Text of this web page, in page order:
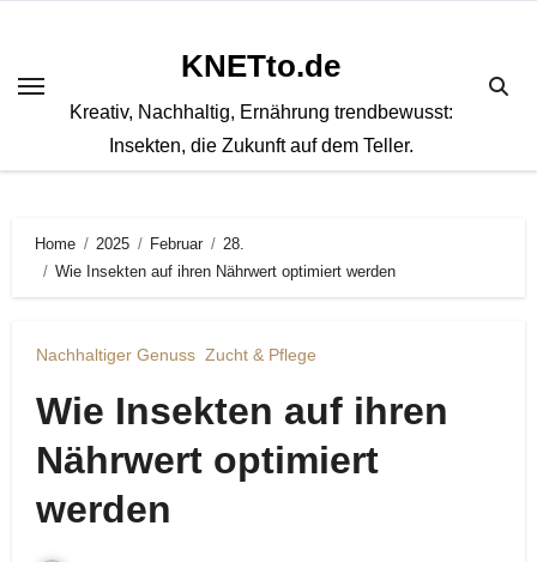
springen
KNETto.de
Kreativ, Nachhaltig, Ernährung trendbewusst:
Insekten, die Zukunft auf dem Teller.
Home 2025 Februar
28.
Wie Insekten auf ihren Nährwert optimiert werden
Nachhaltiger Genuss Zucht & Pflege
Wie Insekten auf ihren
Nährwert optimiert
werden